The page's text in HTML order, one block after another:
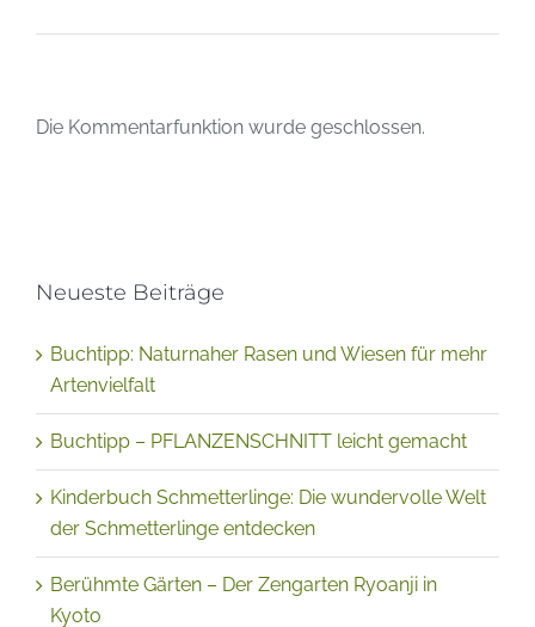
Die Kommentarfunktion wurde geschlossen.
Neueste Beiträge
Buchtipp: Naturnaher Rasen und Wiesen für mehr
Artenvielfalt
Buchtipp – PFLANZENSCHNITT leicht gemacht
Kinderbuch Schmetterlinge: Die wundervolle Welt
der Schmetterlinge entdecken
Berühmte Gärten – Der Zengarten Ryoanji in
Kyoto